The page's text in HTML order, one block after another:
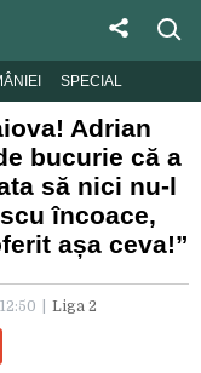
SPECIAL
Adrian
bucurie că a
să nici nu-l
încoace,
așa ceva!”
Liga 2